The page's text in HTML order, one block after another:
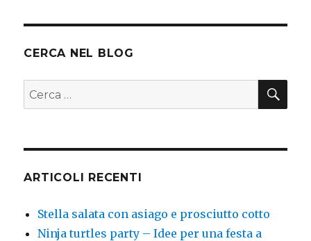
CERCA NEL BLOG
Cerca:
ARTICOLI RECENTI
Stella salata con asiago e prosciutto cotto
Ninja turtles party – Idee per una festa a